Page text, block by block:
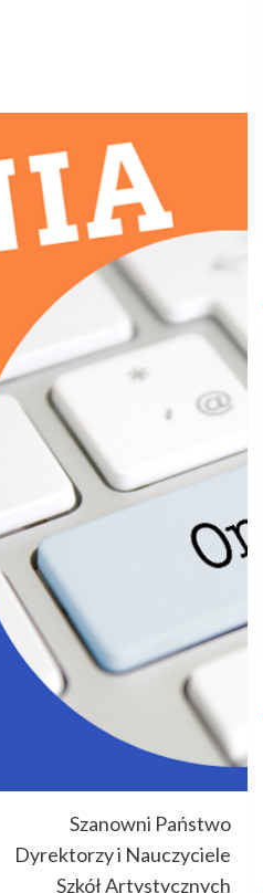
Szanowni Państwo
Dyrektorzy i Nauczyciele
Szkół Artystycznych